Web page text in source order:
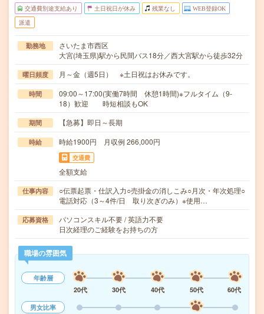
交通費別途支給あり 土日祝日が休み 残業なし WEB登録OK
派遣
勤務地
さいたま市西区
大宮(埼玉県)駅から民間バス18分／西大宮駅から徒歩32分
曜日頻度 月～金（週5日） ※土日祝はお休みです。
時間
09:00～17:00(実働7時間 休憩1時間)※フルタイム（9-
18）歓迎 時短相談もOK
期間 【急募】即日～長期
時給 時給1900円 月収例 266,000円
交通費
全額支給
仕事内容
○伝票起票・仕訳入力○売掛金の消しこみ○月次・年次処理○
電話対応（3～4件/日 取り次ぎのみ）※使用…
応募資格
パソコンスキル不要 / 英語力不要
日次経理のご経験をお持ちの方
職場の雰囲気
年齢層
20代
30代 40代 50代
60代
男女比率